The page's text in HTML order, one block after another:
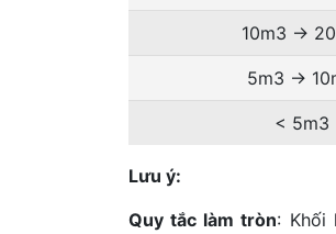
10m3 ->
5m3 ->
< 5m3
Lưu ý:
Quy tắc làm tròn: Khối